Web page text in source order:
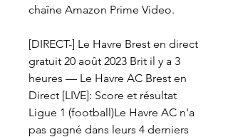
chaîne Amazon Prime Video.
[DIRECT-] Le Havre Brest en direct
gratuit 20 août 2023 Brit il y a 3
heures — Le Havre AC Brest en
Direct [LIVE]: Score et résultat
Ligue 1 (football)Le Havre AC n'a
pas gagné dans leurs 4 derniers